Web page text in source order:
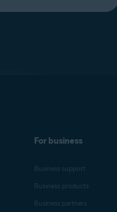
For business
Business support
Business products
Business partners